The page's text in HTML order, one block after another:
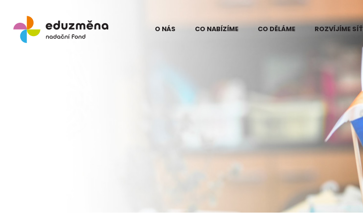
O NÁS CO NABÍZÍME
Eduzměny
Evaluace pilotního
projektu Eduzměna
Stručné informace
CO DĚLÁME
Kde vidíme problém
Projekt Eduzměna
Co děláme na
Kutnohorsku
Šumpersko-
Zábřežsku
Měníme postoj ke
Koordinace dárců
ROZVÍJÍME SÍŤ